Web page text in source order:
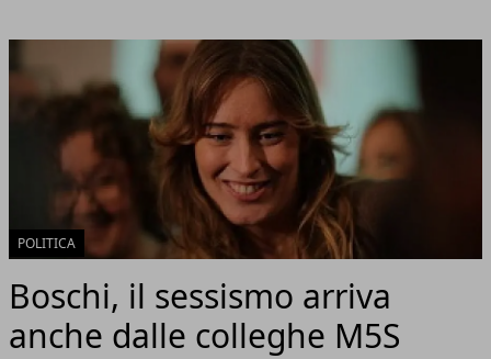
POLITICA
Boschi, il sessismo arriva
anche dalle colleghe M5S